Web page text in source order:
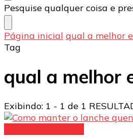
Procurando
algo?
Pesquise qualquer coisa e
Página inicial qual a melhor
Tag
qual a melhor
Exibindo: 1 - 1 de 1